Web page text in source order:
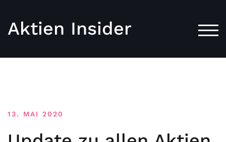
Aktien Insider
13. MAI 2020